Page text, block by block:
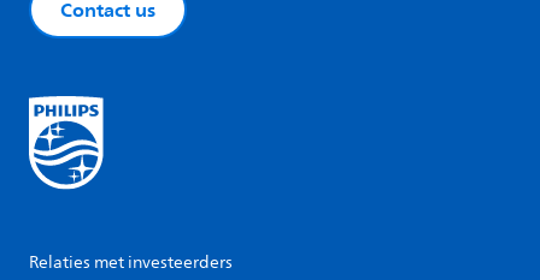
Contact us
Relaties met investeerders